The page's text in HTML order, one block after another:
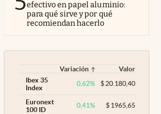
efectivo en papel aluminio:
para qué sirve y por qué
recomiendan hacerlo
Variación
Valor
Ibex 35
Index
0,62% $20.180,40
Euronext
100 ID
0,41% $1965,65